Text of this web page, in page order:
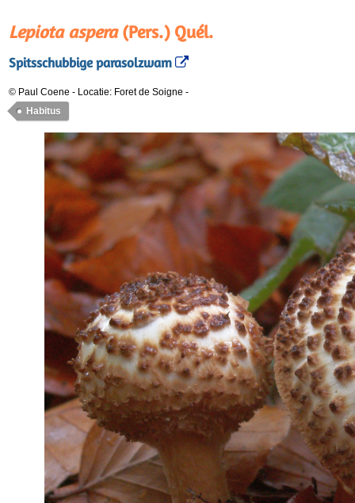
Lepiota aspera(Pers.) Quél.
Spitsschubbige parasolzwam
© Paul Coene - Locatie: Foret de Soigne -
Habitus